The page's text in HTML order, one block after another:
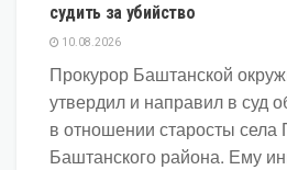
судить за убийство
10.08.2026
Прокурор Баштанской
утвердил и направил в суд
в отношении старосты
Баштанского района. Ему